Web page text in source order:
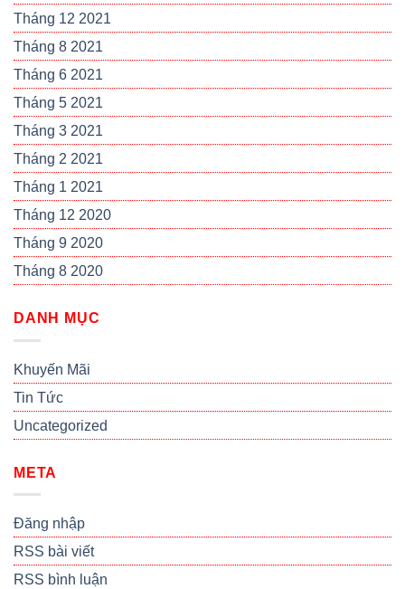
Tháng 12 2021
Tháng 8 2021
Tháng 6 2021
Tháng 5 2021
Tháng 3 2021
Tháng 2 2021
Tháng 1 2021
Tháng 12 2020
Tháng 9 2020
Tháng 8 2020
DANH MỤC
Khuyến Mãi
Tin Tức
Uncategorized
META
Đăng nhập
RSS bài viết
RSS bình luận